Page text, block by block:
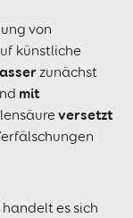
von
künstliche
zunächst
mit
versetzt
es sich